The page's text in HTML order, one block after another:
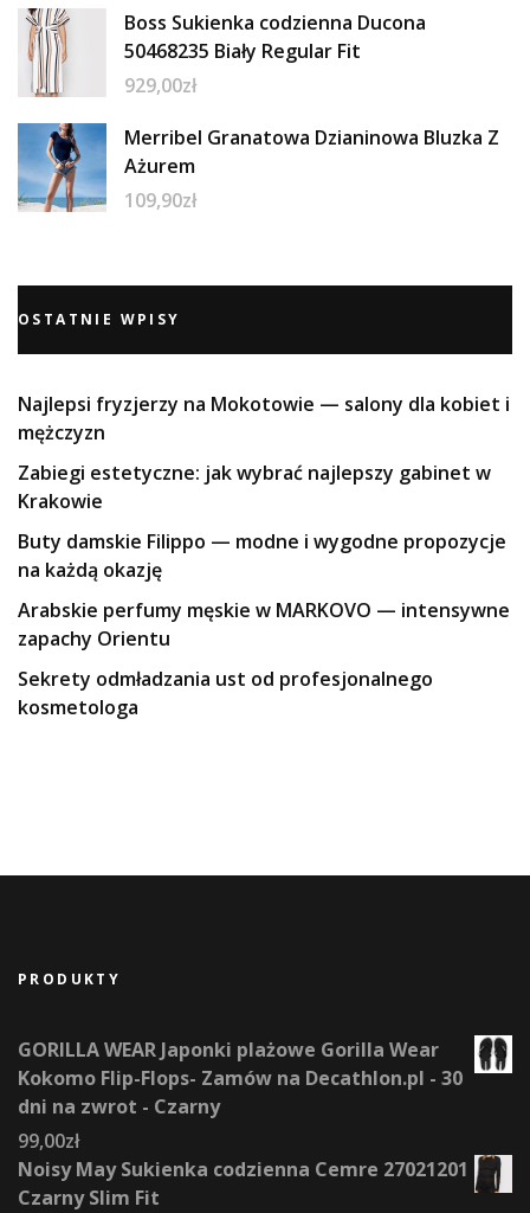
Boss Sukienka codzienna Ducona
50468235 Biały Regular Fit
929,00zł
Merribel Granatowa Dzianinowa Bluzka Z
Ażurem
109,90zł
OSTATNIE WPISY
Najlepsi fryzjerzy na Mokotowie — salony dla kobiet i
mężczyzn
Zabiegi estetyczne: jak wybrać najlepszy gabinet w
Krakowie
Buty damskie Filippo — modne i wygodne propozycje
na każdą okazję
Arabskie perfumy męskie w MARKOVO — intensywne
zapachy Orientu
Sekrety odmładzania ust od profesjonalnego
kosmetologa
PRODUKTY
GORILLA WEAR Japonki plażowe Gorilla Wear
Kokomo Flip-Flops- Zamów na Decathlon.pl - 30
dni na zwrot - Czarny
99,00zł
Noisy May Sukienka codzienna Cemre 27021201
Czarny Slim Fit